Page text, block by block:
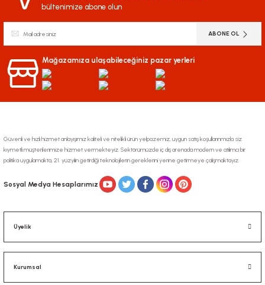
Ürün açıklamasında eksik bilgiler bulunuyor.
Ürün fiyatı diğer sitelerden daha pahalı.
Bu ürüne benzer farklı alternatifler olmalı.
Gönder
bültenimize abone olun
ABONE OL
Mağazamıza ulaşabileceğiniz pazar yerleri
Güvenli ve hızlı hizmet anlayışımız kaliteli ve nitelikli ürün yelpazemiz, uygun satış koşullarınmızla siz
kıymetli müşterilerimize hizmet vermekteyiz. Sektörümüzde iç dış arenada modern ve atılımcı bir
politika uygulamakta, 21. yüzyılın getirdiği teknolojilerin gereklerini yerine getirmeye çalışmaktayız.
Sosyal Medya Hesaplarımız
Üyelik
Kurumsal